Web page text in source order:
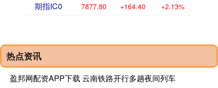
期指IC0 7877.80 +164.40 +2.13%
热点资讯
盈邦网配资APP下载 云南铁路开行多趟夜间列车